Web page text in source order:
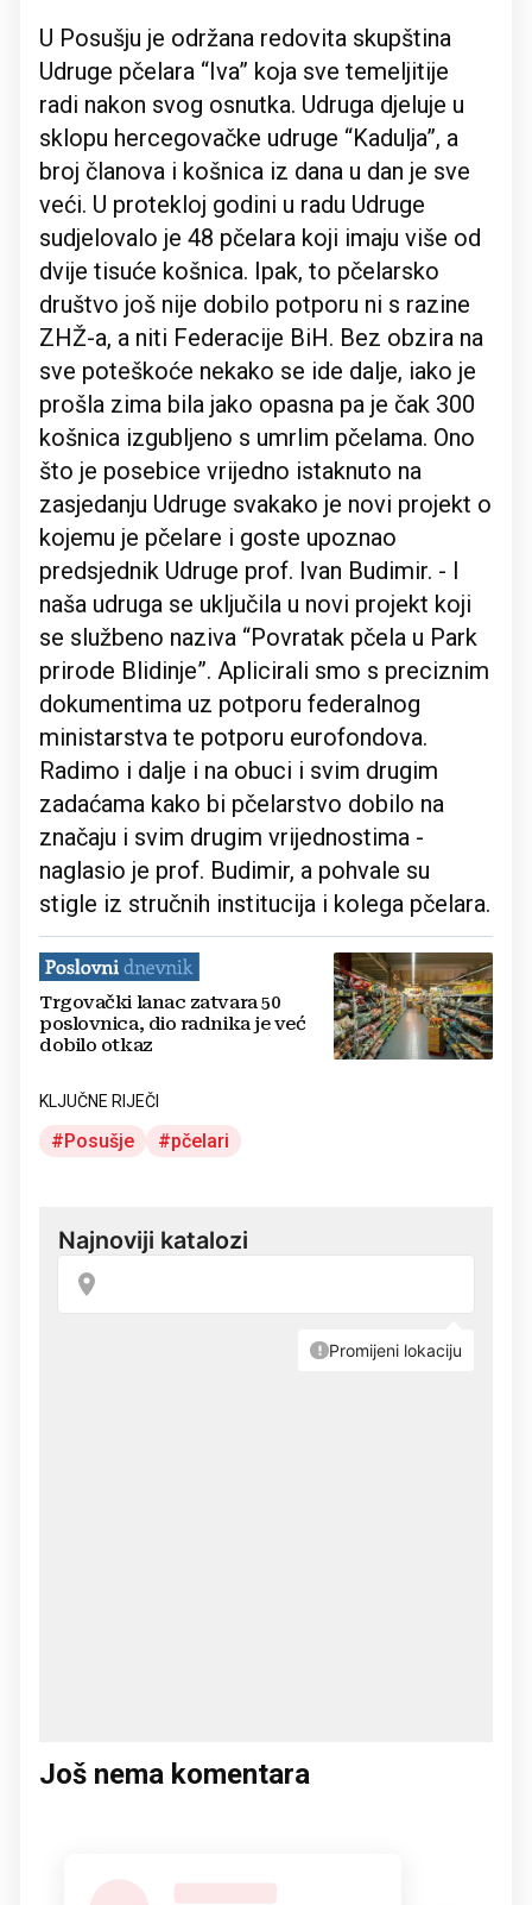
U Posušju je održana redovita skupština
Udruge pčelara “Iva” koja sve temeljitije
radi nakon svog osnutka. Udruga djeluje u
sklopu hercegovačke udruge “Kadulja”, a
broj članova i košnica iz dana u dan je sve
veći. U protekloj godini u radu Udruge
sudjelovalo je 48 pčelara koji imaju više od
dvije tisuće košnica. Ipak, to pčelarsko
društvo još nije dobilo potporu ni s razine
ZHŽ-a, a niti Federacije BiH. Bez obzira na
sve poteškoće nekako se ide dalje, iako je
prošla zima bila jako opasna pa je čak 300
košnica izgubljeno s umrlim pčelama. Ono
što je posebice vrijedno istaknuto na
zasjedanju Udruge svakako je novi projekt o
kojemu je pčelare i goste upoznao
predsjednik Udruge prof. Ivan Budimir. - I
naša udruga se uključila u novi projekt koji
se službeno naziva “Povratak pčela u Park
prirode Blidinje”. Aplicirali smo s preciznim
dokumentima uz potporu federalnog
ministarstva te potporu eurofondova.
Radimo i dalje i na obuci i svim drugim
zadaćama kako bi pčelarstvo dobilo na
značaju i svim drugim vrijednostima -
naglasio je prof. Budimir, a pohvale su
stigle iz stručnih institucija i kolega pčelara.
Trgovački lanac zatvara 50
poslovnica, dio radnika je već
dobilo otkaz
KLJUČNE RIJEČI
Posušje pčelari
Još nema komentara